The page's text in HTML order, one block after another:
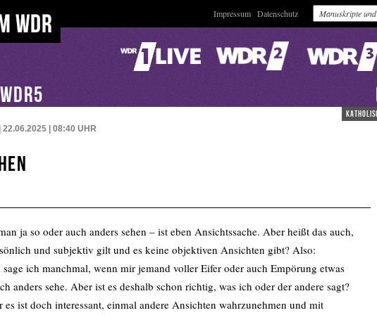
Impressum Datenschutz
22.06.2025 | 08:40 UHR
ja so oder auch anders sehen – ist eben Ansichtssache. Aber heißt das auch,
und subjektiv gilt und es keine objektiven Ansichten gibt? Also:
sage ich manchmal, wenn mir jemand voller Eifer oder auch Empörung etwas
anders sehe. Aber ist es deshalb schon richtig, was ich oder der andere sagt?
ist doch interessant, einmal andere Ansichten wahrzunehmen und mit